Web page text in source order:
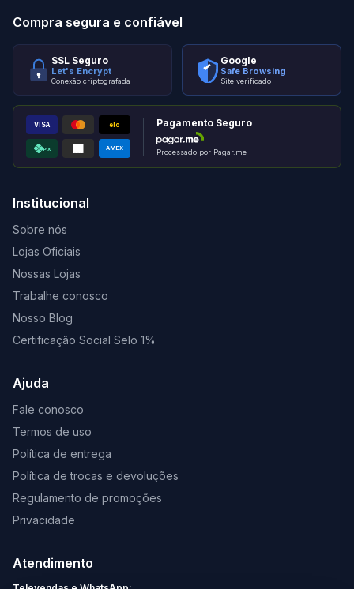
Compra segura e confiável
SSL Seguro
Let's Encrypt
Conexão criptografada
Google
Safe Browsing
Site verificado
VISA elo
PIX AMEX
Pagamento Seguro
Processado por Pagar.me
Institucional
Sobre nós
Lojas Oficiais
Nossas Lojas
Trabalhe conosco
Nosso Blog
Certificação Social Selo 1%
Ajuda
Fale conosco
Termos de uso
Política de entrega
Política de trocas e devoluções
Regulamento de promoções
Privacidade
Atendimento